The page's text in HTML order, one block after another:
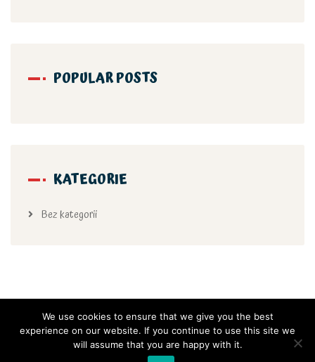
POPULAR POSTS
KATEGORIE
Bez kategorii
Copyright 2021 Samorządowe Przedszkole Nr 66 w Krakowie, All rights
We use cookies to ensure that we give you the best
experience on our website. If you continue to use this site we
will assume that you are happy with it.